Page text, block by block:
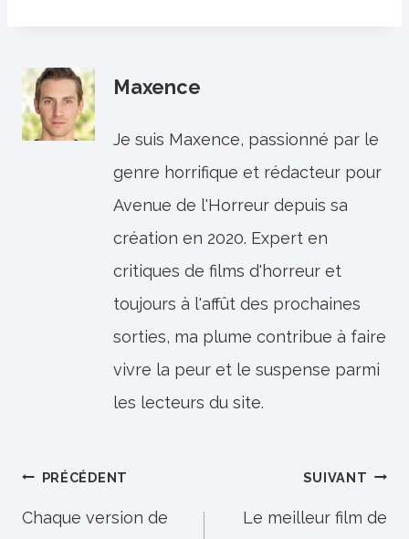
Maxence
Je suis Maxence, passionné par le
genre horrifique et rédacteur pour
Avenue de l'Horreur depuis sa
création en 2020. Expert en
critiques de films d'horreur et
toujours à l'affût des prochaines
sorties, ma plume contribue à faire
vivre la peur et le suspense parmi
les lecteurs du site.
Navigation
de
PRÉCÉDENT
Chaque version de
SUIVANT
Le meilleur film de